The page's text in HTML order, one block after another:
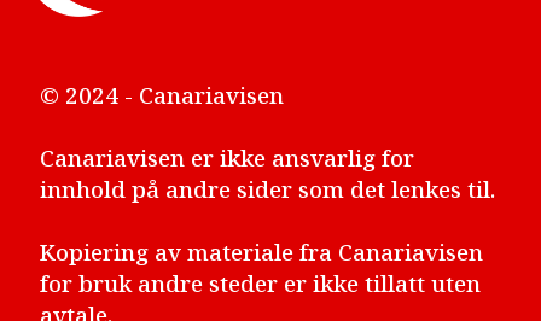
© 2024 - Canariavisen
Canariavisen er ikke ansvarlig for
innhold på andre sider som det lenkes til.
Kopiering av materiale fra Canariavisen
for bruk andre steder er ikke tillatt uten